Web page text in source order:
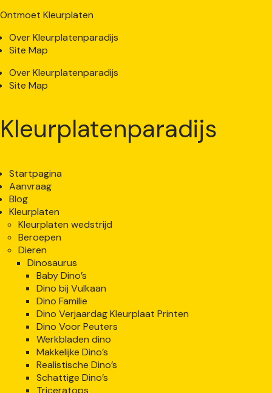
Ontmoet Kleurplaten
Over Kleurplatenparadijs
Site Map
Over Kleurplatenparadijs
Site Map
Kleurplatenparadijs
Startpagina
Aanvraag
Blog
Kleurplaten
Kleurplaten wedstrijd
Beroepen
Dieren
Dinosaurus
Baby Dino’s
Dino bij Vulkaan
Dino Familie
Dino Verjaardag Kleurplaat Printen
Dino Voor Peuters
Werkbladen dino
Makkelijke Dino’s
Realistische Dino’s
Schattige Dino’s
Triceratops